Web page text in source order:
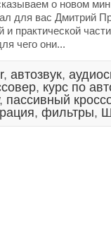
о новом
для вас Дмитрий
и практической
чего они...
, автозвук,
, курс по
, пассивный
, фильтры,